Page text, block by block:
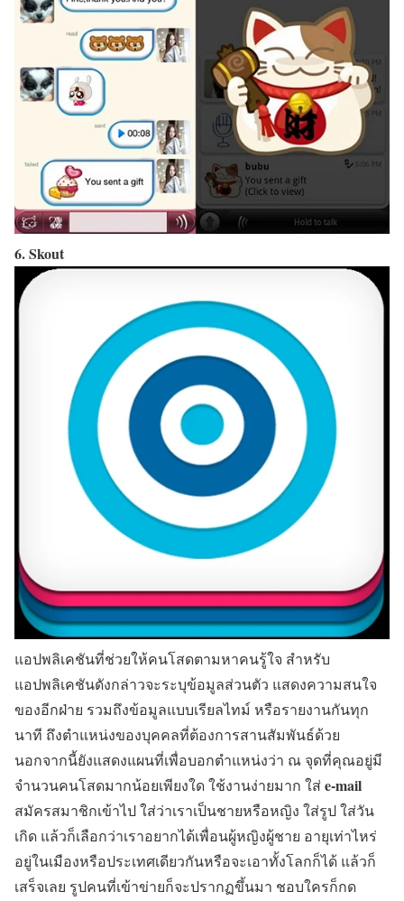
6. Skout
แอปพลิเคชันที่ช่วยให้คนโสดตามหาคนรู้ใจ สำหรับ
แอปพลิเคชันดังกล่าวจะระบุข้อมูลส่วนตัว แสดงความสนใจ
ของอีกฝ่าย รวมถึงข้อมูลแบบเรียลไทม์ หรือรายงานกันทุก
นาที ถึงตำแหน่งของบุคคลที่ต้องการสานสัมพันธ์ด้วย
นอกจากนี้ยังแสดงแผนที่เพื่อบอกตำแหน่งว่า ณ จุดที่คุณอยู่มี
จำนวนคนโสดมากน้อยเพียงใด ใช้งานง่ายมาก ใส่e-mail
สมัครสมาชิกเข้าไป ใส่ว่าเราเป็นชายหรือหญิง ใส่รูป ใส่วัน
เกิด แล้วก็เลือกว่าเราอยากได้เพื่อนผู้หญิงผู้ชาย อายุเท่าไหร่
อยู่ในเมืองหรือประเทศเดียวกันหรือจะเอาทั้งโลกก็ได้ แล้วก็
เสร็จเลย รูปคนที่เข้าข่ายก็จะปรากฏขึ้นมา ชอบใครก็กด